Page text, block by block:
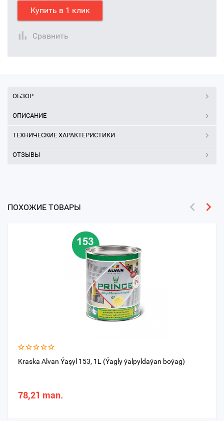
Купить в 1 клик
Сравнить
ОБЗОР
ОПИСАНИЕ
ТЕХНИЧЕСКИЕ ХАРАКТЕРИСТИКИ
ОТЗЫВЫ
ПОХОЖИЕ ТОВАРЫ
Kraska Alvan Ýaşyl 153, 1L (Ýagly ýalpyldaýan boýag)
78,21 man.